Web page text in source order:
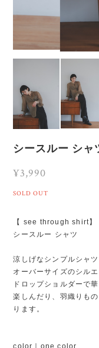
シースルー シャ
¥3,990
SOLD OUT
【 see through shirt】
シースルー シャツ
涼しげなシンプルシャツ
オーバーサイズのシル
ドロップショルダーで
楽しんだり、羽織りも
ります。
color｜one color